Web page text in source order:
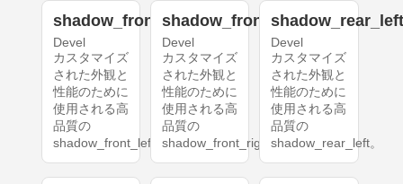
shadow_front_left
Devel
カスタマイズ
された外観と
性能のために
使用される高
品質の
shadow_front_left。
shadow_front_right
Devel
カスタマイズ
された外観と
性能のために
使用される高
品質の
shadow_front_right。
Devel
カスタマイズ
された外観と
性能のために
使用される高
品質の
shadow_rear_left。